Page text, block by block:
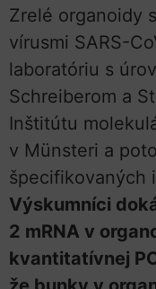
Zrelé organoidy
vírusmi SARS-
laboratóriu s
Schreiberom a
Inštitútu
v Münsteri a
špecifikovaných
Výskumníci
2 mRNA v
kvantitatívnej